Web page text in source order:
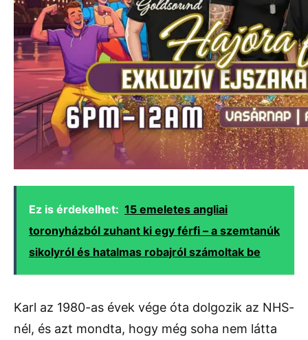
Ez is érdekelhet: 15 emeletes angliai
toronyházból zuhant ki egy férfi – a szemtanúk
sikolyról és hatalmas robajról számoltak be
Karl az 1980-as évek vége óta dolgozik az NHS-
nél, és azt mondta, hogy még soha nem látta